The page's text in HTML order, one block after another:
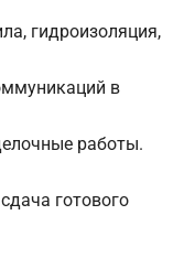
гидроизоляция,
в
работы.
готового